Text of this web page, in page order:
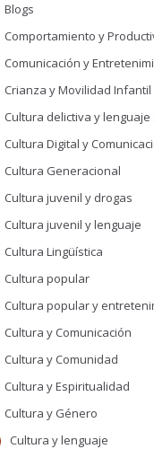
Blogs
Comportamiento y
Comunicación y
Crianza y Movilidad Infantil
Cultura delictiva y lenguaje
Cultura Digital y
Cultura Generacional
Cultura juvenil y drogas
Cultura juvenil y lenguaje
Cultura Lingüística
Cultura popular
Cultura popular y
Cultura y Comunicación
Cultura y Comunidad
Cultura y Espiritualidad
Cultura y Género
Cultura y lenguaje